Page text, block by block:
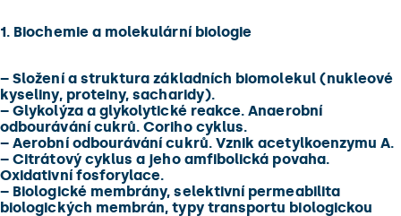
1. Biochemie a molekulární biologie
– Složení a struktura základních biomolekul (nukleové
kyseliny, proteiny, sacharidy).
– Glykolýza a glykolytické reakce. Anaerobní
odbourávání cukrů. Coriho cyklus.
– Aerobní odbourávání cukrů. Vznik acetylkoenzymu A.
– Citrátový cyklus a jeho amfibolická povaha.
Oxidativní fosforylace.
– Biologické membrány, selektivní permeabilita
biologických membrán, typy transportu biologickou